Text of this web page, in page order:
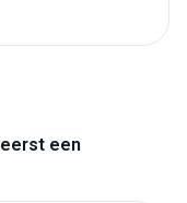
een